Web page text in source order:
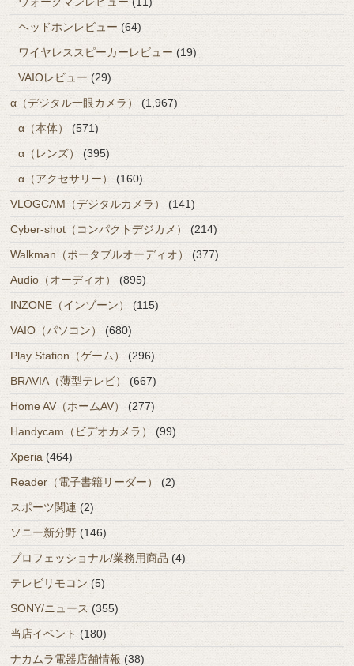
ヘッドホンレビュー (64)
ワイヤレススピーカーレビュー (19)
VAIOレビュー (29)
α（デジタル一眼カメラ）
(1,967)
α（本体）
(571)
α（レンズ）
(395)
α（アクセサリー）
(160)
VLOGCAM（デジタルカメラ）
(141)
Cyber-shot（コンパクトデジカメ）
(214)
Walkman（ポータブルオーディオ）
(377)
Audio（オーディオ）
(895)
INZONE（インゾーン）
(115)
VAIO（パソコン）
(680)
Play Station（ゲーム）(296)
BRAVIA（薄型テレビ）
(667)
Home AV（ホームAV）
(277)
Handycam（ビデオカメラ）
(99)
Xperia (464)
Reader（電子書籍リーダー）
(2)
スポーツ関連 (2)
ソニー新分野 (146)
プロフェッショナル/業務用商品 (4)
テレビリモコン (5)
SONY/ニュース (355)
当店イベント (180)
ナカムラ電器店舗情報 (38)